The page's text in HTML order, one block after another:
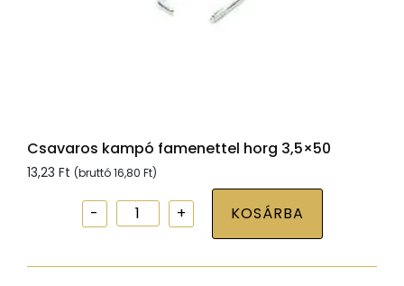
Csavaros kampó famenettel horg 3,5×50
13,23 Ft (bruttó16,80 Ft)
Csavaros
kampó
KOSÁRBA